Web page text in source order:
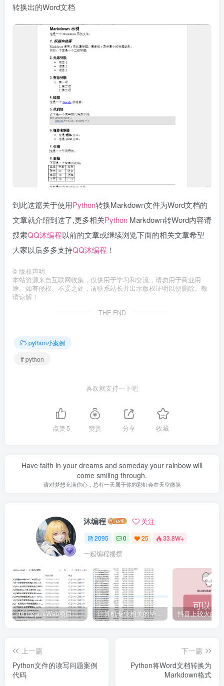
转换出的Word文档
到此这篇关于使用Python转换Markdown文件为Word文档的
文章就介绍到这了,更多相关Python Markdown转Word内容请
搜索QQ沐编程以前的文章或继续浏览下面的相关文章希望
大家以后多多支持QQ沐编程 ！
© 版权声明
本站资源来自互联网收集，仅供用于学习和交流，请勿用于商业用
途。如有侵权、不妥之处，请联系站长并出示版权证明以便删除。敬
请谅解！
THE END
python小案例
# python
喜欢就支持一下吧
点赞5 赞赏 分享 收藏
Have faith in your dreams and someday your rainbow will
come smiling through.
请对梦想充满信心，总有一天属于你的彩虹会在天空微笑
沐编程 关注
2095 0 25 33.8W+
一起编程摇摆
161套javaWeb项目源码免费分享 计算机专业相关的毕业设计论文合集免费下载
上一篇
Python文件的读写问题案例
代码
下一篇
Python将Word文档转换为
Markdown格式